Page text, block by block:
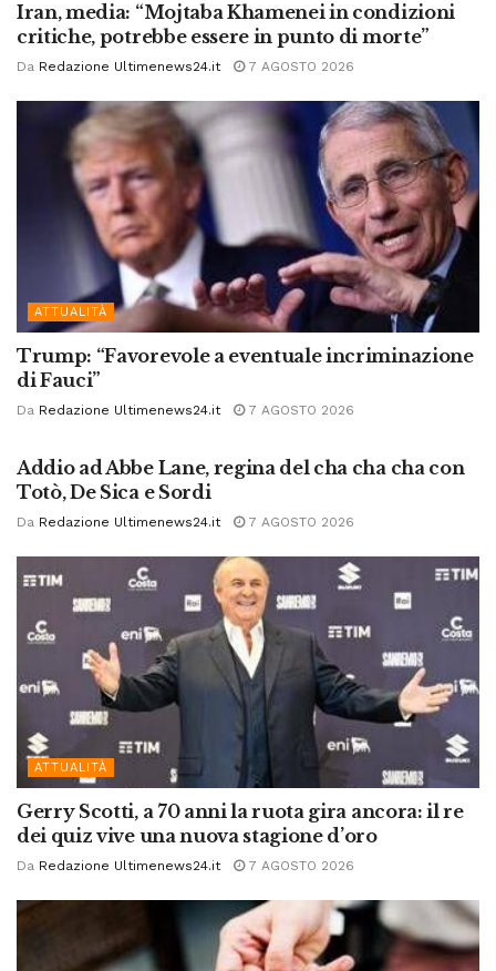
Iran, media: “Mojtaba Khamenei in condizioni
critiche, potrebbe essere in punto di morte”
Da Redazione Ultimenews24.it 7 AGOSTO 2026
ATTUALITÀ
Trump: “Favorevole a eventuale incriminazione
di Fauci”
Da Redazione Ultimenews24.it 7 AGOSTO 2026
Addio ad Abbe Lane, regina del cha cha cha con
Totò, De Sica e Sordi
Da Redazione Ultimenews24.it 7 AGOSTO 2026
ATTUALITÀ
Gerry Scotti, a 70 anni la ruota gira ancora: il re
dei quiz vive una nuova stagione d’oro
Da Redazione Ultimenews24.it 7 AGOSTO 2026